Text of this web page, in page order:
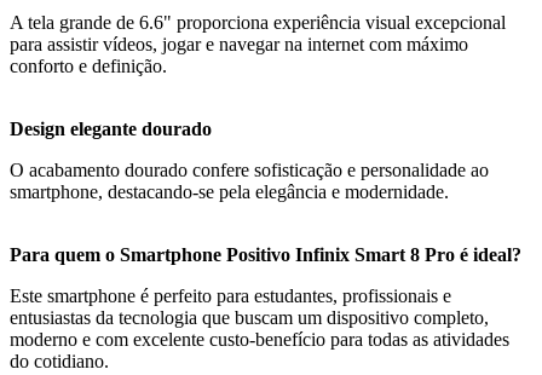
A tela grande de 6.6" proporciona experiência visual excepcional
para assistir vídeos, jogar e navegar na internet com máximo
conforto e definição.
Design elegante dourado
O acabamento dourado confere sofisticação e personalidade ao
smartphone, destacando-se pela elegância e modernidade.
Para quem o Smartphone Positivo Infinix Smart 8 Pro é ideal?
Este smartphone é perfeito para estudantes, profissionais e
entusiastas da tecnologia que buscam um dispositivo completo,
moderno e com excelente custo-benefício para todas as atividades
do cotidiano.